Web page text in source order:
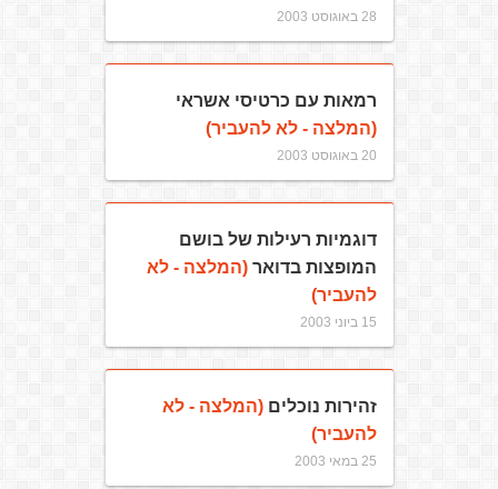
28 באוגוסט 2003
רמאות עם כרטיסי אשראי
(המלצה - לא להעביר)
20 באוגוסט 2003
דוגמיות רעילות של בושם
המופצות בדואר(המלצה - לא
להעביר)
15 ביוני 2003
זהירות נוכלים(המלצה - לא
להעביר)
25 במאי 2003